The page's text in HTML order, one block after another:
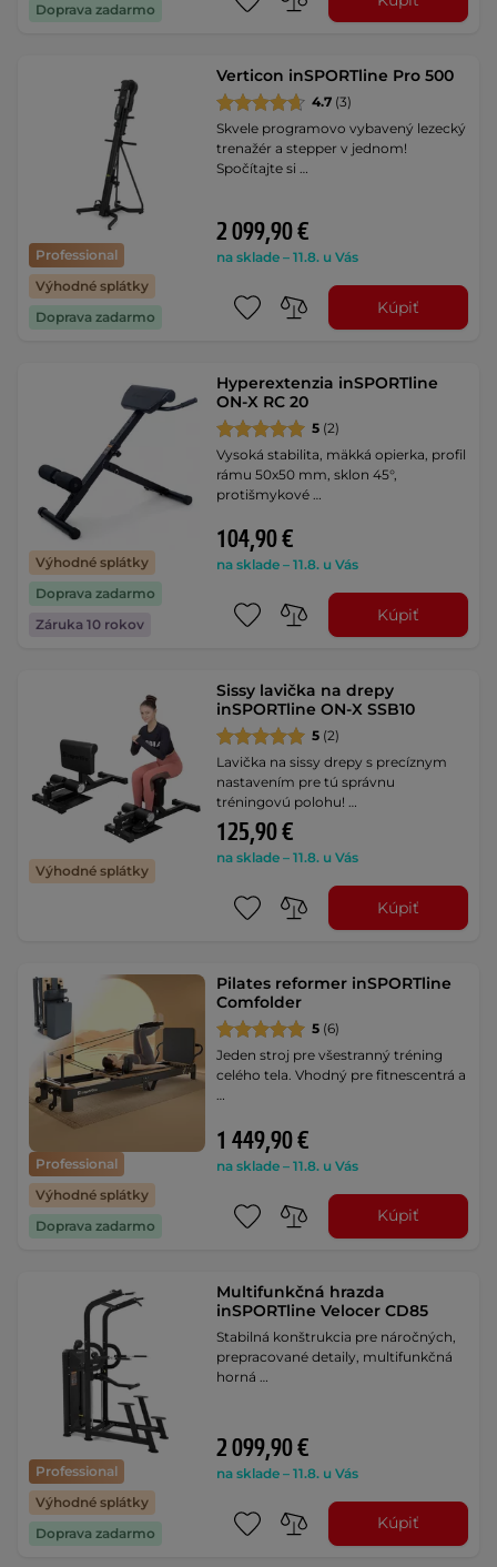
Doprava zadarmo
Professional
Výhodné splátky
Doprava zadarmo
Verticon inSPORTline Pro 500
4.7 (3)
Skvele programovo vybavený lezecký
trenažér a stepper v jednom!
Spočítajte si …
2 099,90 €
na sklade – 11.8. u Vás
Kúpiť
Výhodné splátky
Doprava zadarmo
Záruka 10 rokov
Hyperextenzia inSPORTline
ON-X RC 20
5 (2)
Vysoká stabilita, mäkká opierka, profil
rámu 50x50 mm, sklon 45°,
protišmykové …
104,90 €
na sklade – 11.8. u Vás
Kúpiť
Výhodné splátky
Sissy lavička na drepy
inSPORTline ON-X SSB10
5 (2)
Lavička na sissy drepy s precíznym
nastavením pre tú správnu
tréningovú polohu! …
125,90 €
na sklade – 11.8. u Vás
Kúpiť
Professional
Výhodné splátky
Doprava zadarmo
Pilates reformer inSPORTline
Comfolder
5 (6)
Jeden stroj pre všestranný tréning
celého tela. Vhodný pre fitnescentrá a
…
1 449,90 €
na sklade – 11.8. u Vás
Kúpiť
Professional
Výhodné splátky
Doprava zadarmo
Multifunkčná hrazda
inSPORTline Velocer CD85
Stabilná konštrukcia pre náročných,
prepracované detaily, multifunkčná
horná …
2 099,90 €
na sklade – 11.8. u Vás
Kúpiť